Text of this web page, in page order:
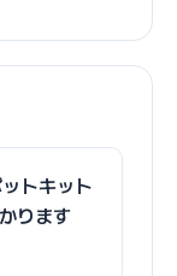
トキット
ります